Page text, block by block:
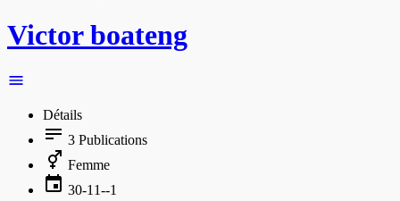
Victor boateng
Détails
3 Publications
Femme
30-11--1